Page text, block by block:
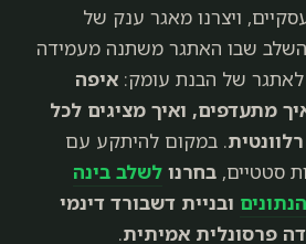
ויצרנו מאגר ענק של
זה השלב שבו האתגר משתנה מעמידה
של הבנת עומק: איפה
מתעדפים, ואיך מציגים לכל
. במקום להיתקע עם
סטטיים, בחרנו לשלב בינה
ובניית דשבורד דינמי
פרסונלית אמיתית.